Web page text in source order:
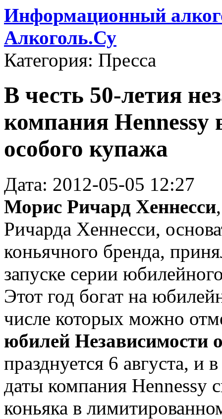
Информационный
Алкоголь.Су
Категория: Пресса
В честь 50-летия
компания Hennessy
особого купажа
Дата: 2012-05-05 12:27
Морис Ричард Хеннесси
Ричарда Хеннесси,
коньячного бренда,
запуске серии
Этот год богат на
числе которых можно
юбилей Независимости
празднуется 6 августа, и
даты компания Hennessy
коньяка в